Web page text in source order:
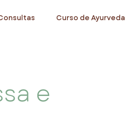
Curso de Ayurveda
e